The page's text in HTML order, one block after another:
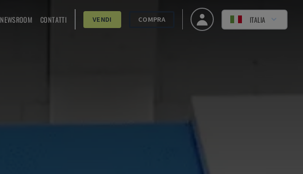
NEWSROOM CONTATTI VENDI COMPRA ITALIA